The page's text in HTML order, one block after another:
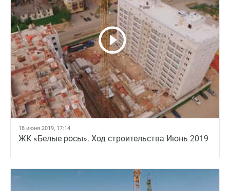
18 июня 2019, 17:14
ЖК «Белые росы». Ход строительства Июнь 2019